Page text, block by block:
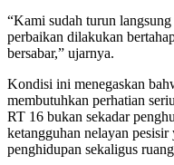
“Kami sudah turun
perbaikan dilakukan
bersabar,” ujarnya.
Kondisi ini menegaskan
membutuhkan perhatian
RT 16 bukan sekadar
ketangguhan nelayan
penghidupan sekaligus